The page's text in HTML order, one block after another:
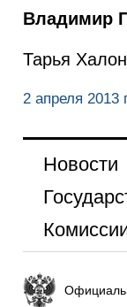
Владимир
Тарья
2 апреля 2013
Новости